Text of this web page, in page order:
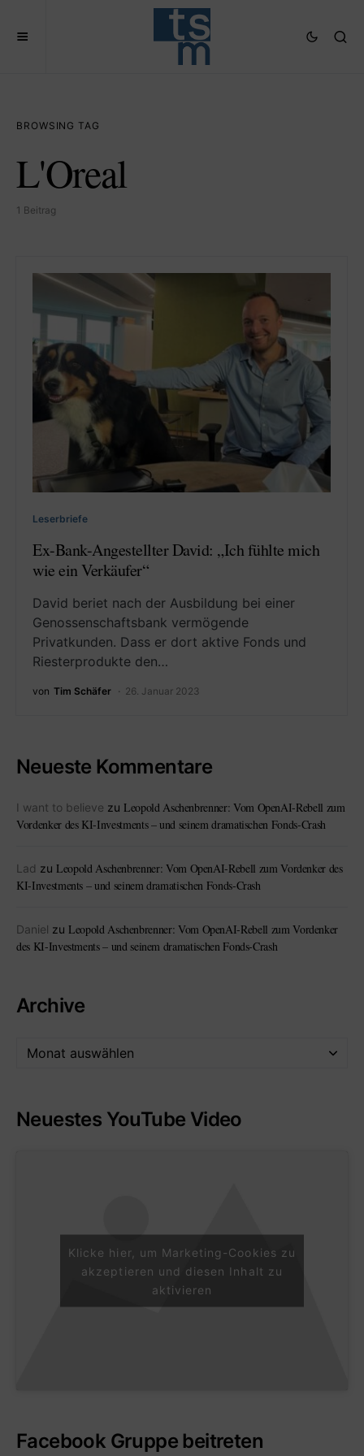
BROWSING TAG
L'Oreal
1 Beitrag
Leserbriefe
Ex-Bank-Angestellter David: „Ich fühlte mich
wie ein Verkäufer“
David beriet nach der Ausbildung bei einer
Genossenschaftsbank vermögende
Privatkunden. Dass er dort aktive Fonds und
Riesterprodukte den…
von Tim Schäfer 26. Januar 2023
Neueste Kommentare
I want to believe zu Leopold Aschenbrenner: Vom OpenAI-Rebell zum
Vordenker des KI-Investments – und seinem dramatischen Fonds-Crash
Lad zu Leopold Aschenbrenner: Vom OpenAI-Rebell zum Vordenker des
KI-Investments – und seinem dramatischen Fonds-Crash
Daniel zu Leopold Aschenbrenner: Vom OpenAI-Rebell zum Vordenker
des KI-Investments – und seinem dramatischen Fonds-Crash
Archive
Neuestes YouTube Video
Klicke hier, um Marketing-Cookies zu
akzeptieren und diesen Inhalt zu
aktivieren
Facebook Gruppe beitreten